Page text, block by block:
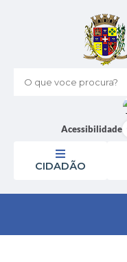
O que voce procura?
Acessibilidade
CIDADÃO